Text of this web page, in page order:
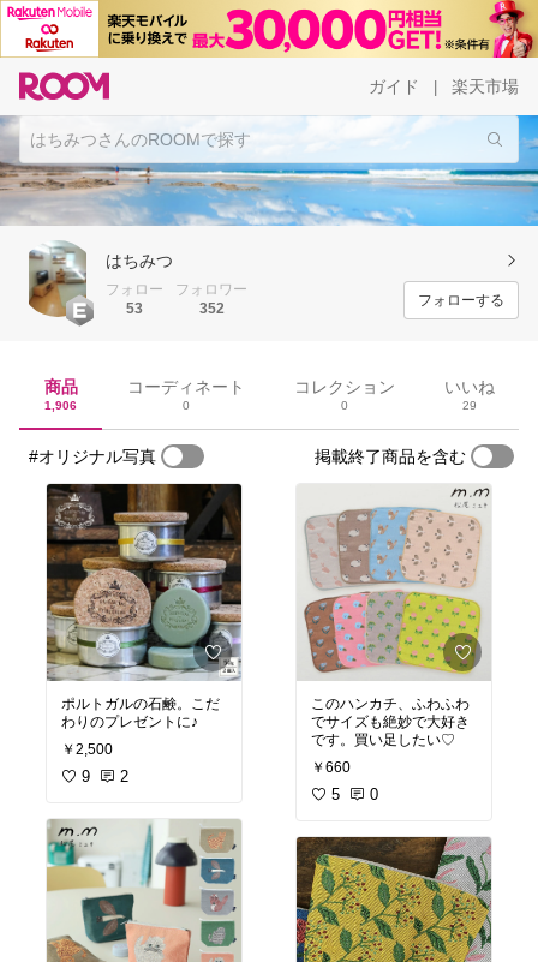
ガイド 楽天市場
はちみつ
フォロー
53
フォロワー
352
フォローする
商品
1,906
コーディネート
0
コレクション
0
いいね
29
#オリジナル写真 掲載終了商品を含む
ポルトガルの石鹸。こだ
わりのプレゼントに♪
￥2,500
9 2
このハンカチ、ふわふわ
でサイズも絶妙で大好き
です。買い足したい♡
￥660
5 0